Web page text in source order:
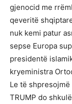
gjenocid me
qeveritë
nuk kemi patur
sepse Europa
presidentë
kryeministra
Le të
TRUMP do